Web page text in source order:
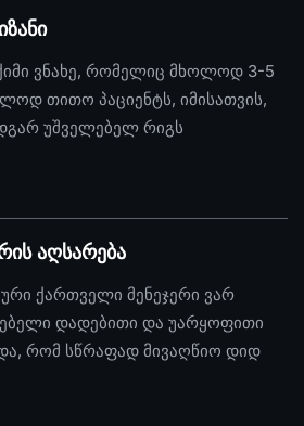
ვნახე, რომელიც მხოლოდ 3-5
თითო პაციენტს, იმისათვის,
უშველებელ რიგს
აღსარება
ქართველი მენეჯერი ვარ
დადებითი და უარყოფითი
რომ სწრაფად მივაღწიო დიდ